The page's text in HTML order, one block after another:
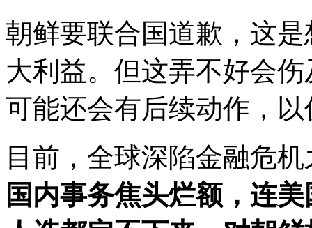
朝鲜要联合国道歉，这
大利益。但这弄不好会
可能还会有后续动作，
目前，全球深陷金融危
国内事务焦头烂额，连